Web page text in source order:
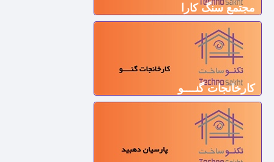
مجتمع سنگ کارا
کارخانجات گنــــو